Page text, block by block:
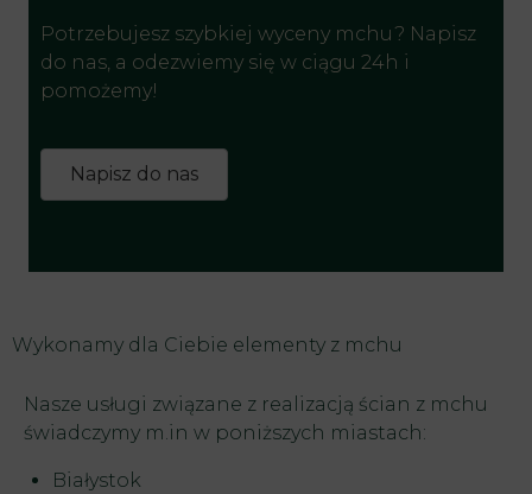
Potrzebujesz szybkiej wyceny mchu? Napisz
do nas, a odezwiemy się w ciągu 24h i
pomożemy!
Napisz do nas
Wykonamy dla Ciebie elementy z mchu
Nasze usługi związane z realizacją ścian z mchu
świadczymy m.in w poniższych miastach:
Białystok